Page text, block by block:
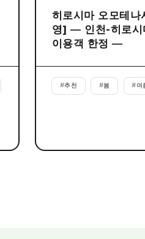
히로시마 오모테
영] ― 인천-히로시
이용객 한정 ―
#추천 #봄 #여